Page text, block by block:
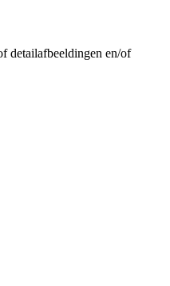
detailafbeeldingen en/of